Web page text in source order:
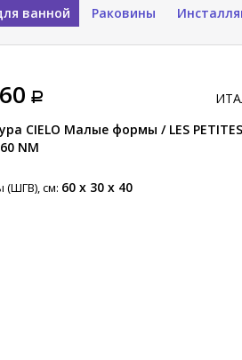
ванной Раковины
CIELO Малые формы / LES PETITES
NM
(ШГВ), см: 60 x 30 x 40